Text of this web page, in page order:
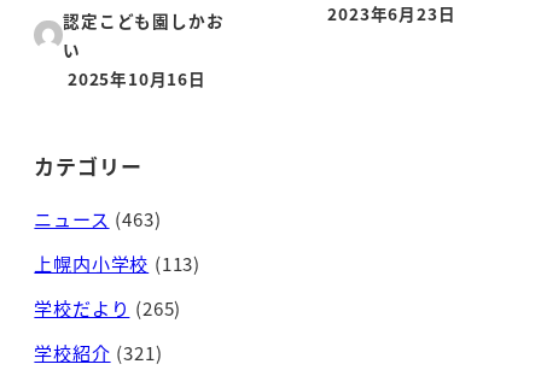
認定こども園しかお
い
投稿日
2025年10月16日
投稿日
2023年6月23日
カテゴリー
ニュース (463)
上幌内小学校 (113)
学校だより (265)
学校紹介 (321)